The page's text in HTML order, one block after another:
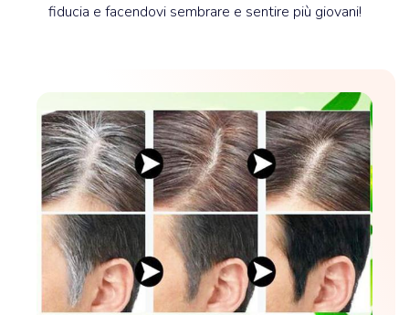
fiducia e facendovi sembrare e sentire più giovani!